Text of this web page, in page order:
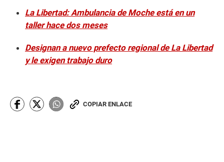
La Libertad: Ambulancia de Moche está en un
taller hace dos meses
Designan a nuevo prefecto regional de La Libertad
y le exigen trabajo duro
COPIAR ENLACE